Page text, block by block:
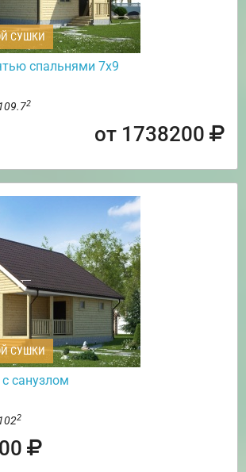
СУШКИ
спальнями 7х9
2
от 1738200
СУШКИ
санузлом
2